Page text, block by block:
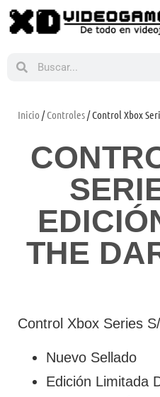
Inicio /Controles/ Control Xbox
THE
Control Xbox Series
Nuevo Sellado
Edición Limitada